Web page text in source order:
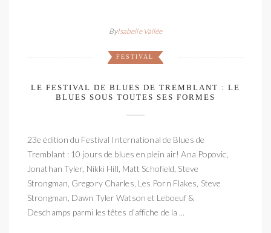
ByIsabelle Vallée
FESTIVAL
LE FESTIVAL DE BLUES DE TREMBLANT : LE
BLUES SOUS TOUTES SES FORMES
23e édition du Festival International de Blues de
Tremblant : 10 jours de blues en plein air! Ana Popovic,
Jonathan Tyler, Nikki Hill, Matt Schofield, Steve
Strongman, Gregory Charles, Les Porn Flakes, Steve
Strongman, Dawn Tyler Watson et Leboeuf &
Deschamps parmi les têtes d’affiche de la ...